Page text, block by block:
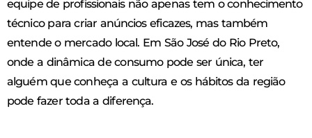
equipe de profissionais não apenas tem o conhecimento
técnico para criar anúncios eficazes, mas também
entende o mercado local. Em São José do Rio Preto,
onde a dinâmica de consumo pode ser única, ter
alguém que conheça a cultura e os hábitos da região
pode fazer toda a diferença.